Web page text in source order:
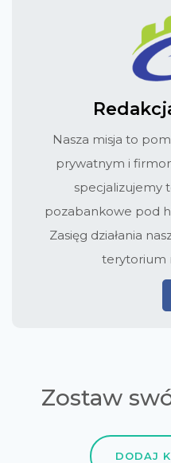
Nasza misja to
prywatnym i
specjalizujemy
pozabankowe pod
Zasięg działania
terytorium
Zostaw
DODAJ